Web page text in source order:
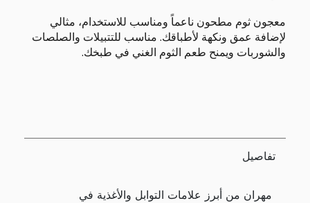
معجون ثوم مطحون ناعماً ومناسب للاستخدام، مثالي
لإضافة عمق ونكهة لأطباقك. مناسب للتتبيلات والصلصات
والشوربات ويمنح طعم الثوم الغني في طبخك.
تفاصيل
مهران من أبرز علامات التوابل والأغذية في